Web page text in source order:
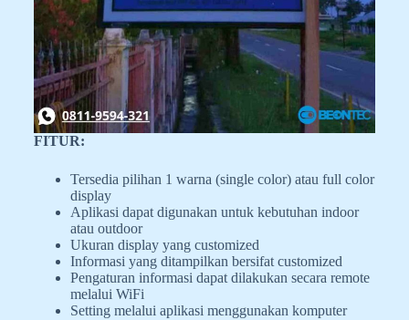
FITUR:
Tersedia pilihan 1 warna (single color) atau full color
display
Aplikasi dapat digunakan untuk kebutuhan indoor
atau outdoor
Ukuran display yang customized
Informasi yang ditampilkan bersifat customized
Pengaturan informasi dapat dilakukan secara remote
melalui WiFi
Setting melalui aplikasi menggunakan komputer